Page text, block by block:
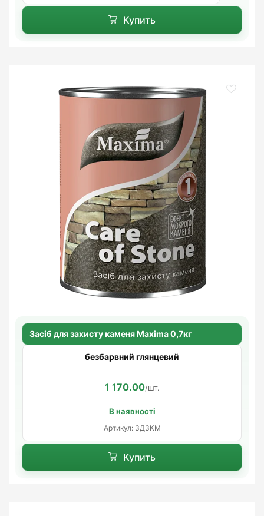
Купить
Засіб для захисту каменя Maxima 0,7кг
безбарвний глянцевий
1 170.00/шт.
В наявності
Артикул: ЗДЗКМ
Купить